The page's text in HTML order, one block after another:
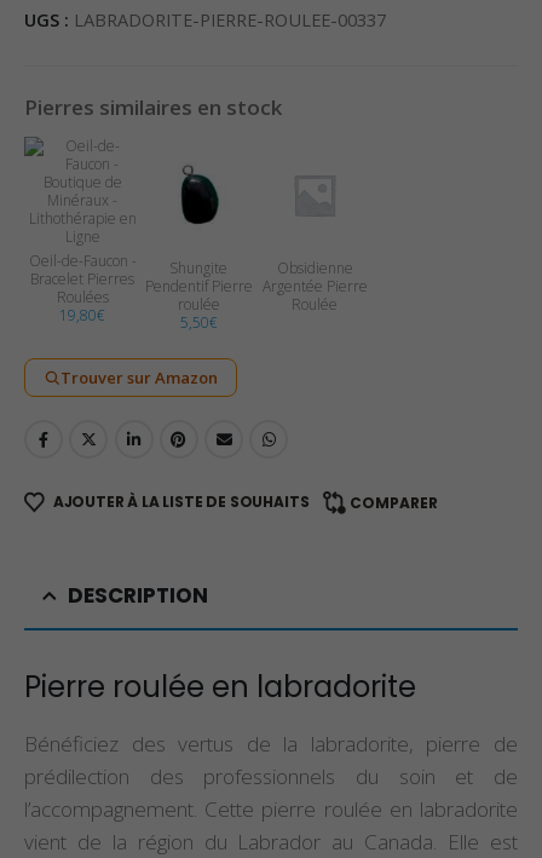
UGS : LABRADORITE-PIERRE-ROULEE-00337
Pierres similaires en stock
Oeil-de-Faucon -
Bracelet Pierres
Roulées
19,80€
Shungite
Pendentif Pierre
roulée
5,50€
Obsidienne
Argentée Pierre
Roulée
Trouver sur Amazon
AJOUTER À LA LISTE DE SOUHAITS COMPARER
DESCRIPTION
Pierre roulée en labradorite
Bénéficiez des vertus de la labradorite, pierre de
prédilection des professionnels du soin et de
l’accompagnement. Cette pierre roulée en labradorite
vient de la région du Labrador au Canada. Elle est